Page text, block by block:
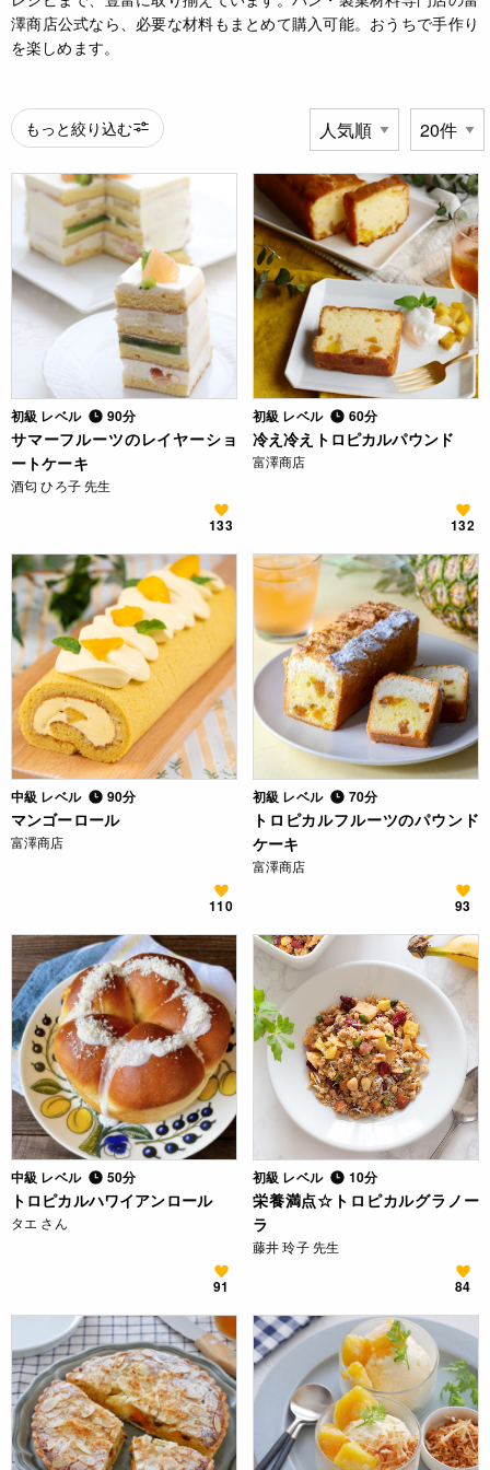
澤商店公式なら、必要な材料もまとめて購入可能。おうちで手作り
を楽しめます。
もっと絞り込む
初級 レベル 90分
サマーフルーツのレイヤーショ
ートケーキ
酒匂 ひろ子 先生
133
初級 レベル 60分
冷え冷えトロピカルパウンド
富澤商店
132
中級 レベル 90分
マンゴーロール
富澤商店
110
初級 レベル 70分
トロピカルフルーツのパウンド
ケーキ
富澤商店
93
中級 レベル 50分
トロピカルハワイアンロール
タエ さん
91
初級 レベル 10分
栄養満点☆トロピカルグラノー
ラ
藤井 玲子 先生
84